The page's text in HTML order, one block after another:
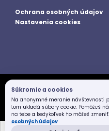
Ochrana osobných údajov
Nastavenia cookies
Súkromie a cookies
Na anonymné meranie návštevnosti
tom ukladá súbory cookie. Pomôžeš
na tebe a kedykoľvek ho môžeš
osobných údajov.